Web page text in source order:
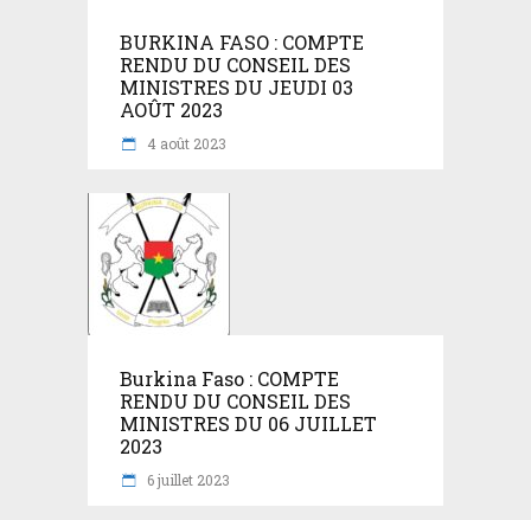
BURKINA FASO : COMPTE
RENDU DU CONSEIL DES
MINISTRES DU JEUDI 03
AOÛT 2023
4 août 2023
Burkina Faso : COMPTE
RENDU DU CONSEIL DES
MINISTRES DU 06 JUILLET
2023
6 juillet 2023